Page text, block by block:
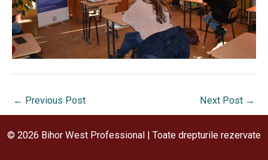
← Previous Post Next Post →
© 2026 Bihor West Professional | Toate drepturile rezervate